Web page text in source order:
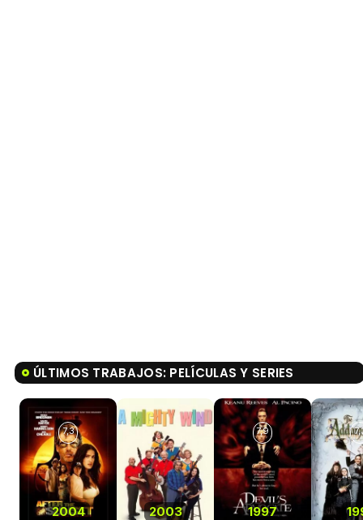
ÚLTIMOS TRABAJOS: PELÍCULAS Y SERIES
2004
7,3
2003 1997
7,9